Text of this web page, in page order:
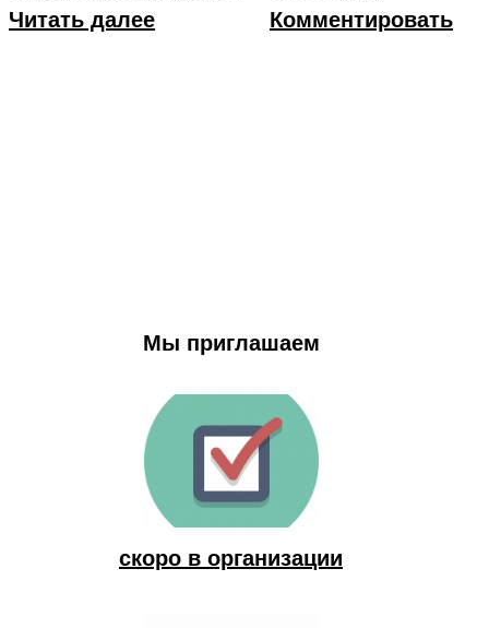
Читать далее
Комментировать
Мы приглашаем
скоро в организации